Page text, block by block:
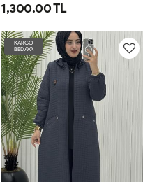
44 46 48 50 52 54
1,300.00 TL
KARGO
BEDAVA